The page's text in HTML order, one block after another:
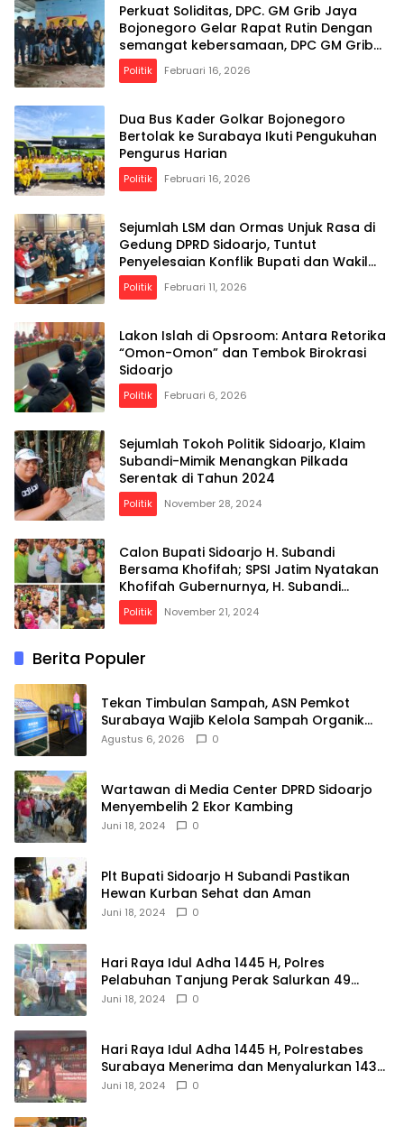
Perkuat Soliditas, DPC. GM Grib Jaya
Bojonegoro Gelar Rapat Rutin Dengan
semangat kebersamaan, DPC GM Grib
Jaya Bojonegoro optimistis terus
menghadirkan program positif yang
masyarakat luas.
Politik Februari 16, 2026
Dua Bus Kader Golkar Bojonegoro
Bertolak ke Surabaya Ikuti Pengukuhan
Pengurus Harian
Politik Februari 16, 2026
Sejumlah LSM dan Ormas Unjuk Rasa di
Gedung DPRD Sidoarjo, Tuntut
Penyelesaian Konflik Bupati dan Wakil
Bupati
Politik Februari 11, 2026
Lakon Islah di Opsroom: Antara Retorika
“Omon-Omon” dan Tembok Birokrasi
Sidoarjo
Politik Februari 6, 2026
Sejumlah Tokoh Politik Sidoarjo, Klaim
Subandi-Mimik Menangkan Pilkada
Serentak di Tahun 2024
Politik November 28, 2024
Calon Bupati Sidoarjo H. Subandi
Bersama Khofifah; SPSI Jatim Nyatakan
Khofifah Gubernurnya, H. Subandi
Bupatinya
Politik November 21, 2024
Berita Populer
Tekan Timbulan Sampah, ASN Pemkot
Surabaya Wajib Kelola Sampah Organik
dari Rumah
Agustus 6, 2026 0
Wartawan di Media Center DPRD Sidoarjo
Menyembelih 2 Ekor Kambing
Juni 18, 2024 0
Plt Bupati Sidoarjo H Subandi Pastikan
Hewan Kurban Sehat dan Aman
Juni 18, 2024 0
Hari Raya Idul Adha 1445 H, Polres
Pelabuhan Tanjung Perak Salurkan 49
Hewan Korban.
Juni 18, 2024 0
Hari Raya Idul Adha 1445 H, Polrestabes
Surabaya Menerima dan Menyalurkan 143
Hewan Kurban
Juni 18, 2024 0